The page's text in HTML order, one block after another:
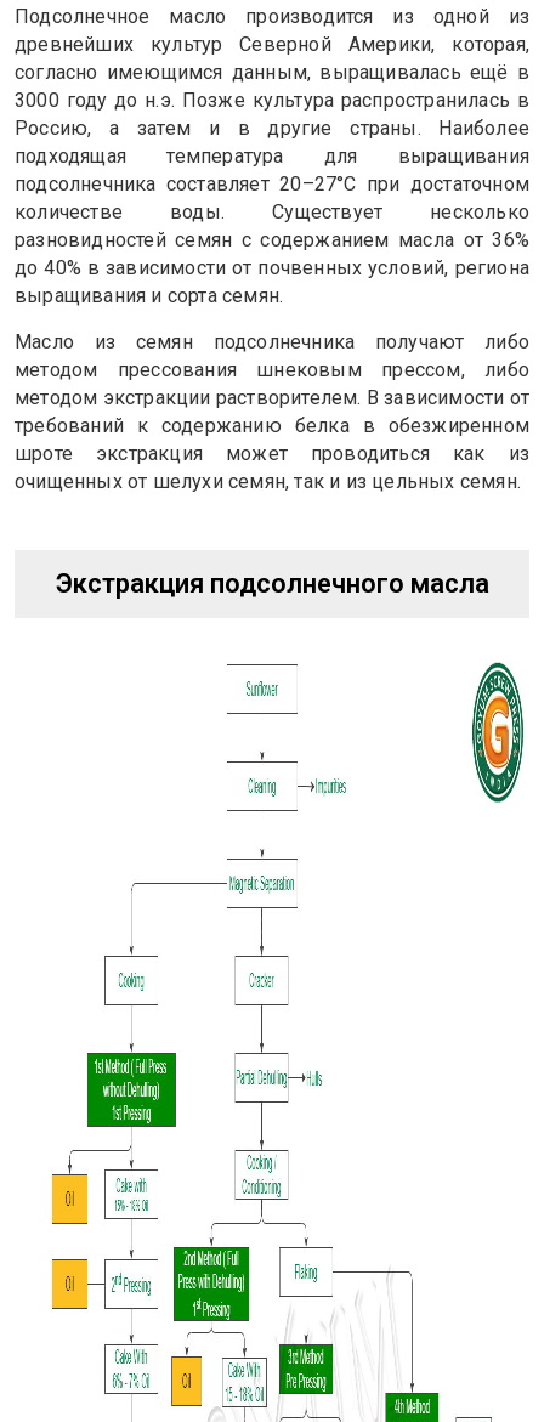
Подсолнечное масло производится из одной из
древнейших культур Северной Америки, которая,
согласно имеющимся данным, выращивалась ещё в
3000 году до н.э. Позже культура распространилась в
Россию, а затем и в другие страны. Наиболее
подходящая температура для выращивания
подсолнечника составляет 20–27°C при достаточном
количестве воды. Существует несколько
разновидностей семян с содержанием масла от 36%
до 40% в зависимости от почвенных условий, региона
выращивания и сорта семян.
Масло из семян подсолнечника получают либо
методом прессования шнековым прессом, либо
методом экстракции растворителем. В зависимости от
требований к содержанию белка в обезжиренном
шроте экстракция может проводиться как из
очищенных от шелухи семян, так и из цельных семян.
Экстракция подсолнечного масла